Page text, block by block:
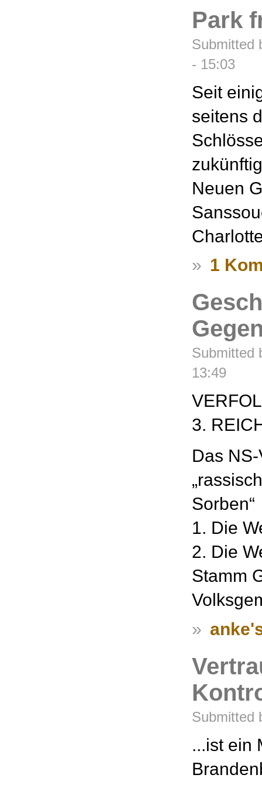
Park
Submitted
- 15:03
Seit
seitens
Neuen
» 1
Submitted
13:49
3.
Das
Sorben“
1. Die
2. Die
Stamm
»
Submitted
...ist ein